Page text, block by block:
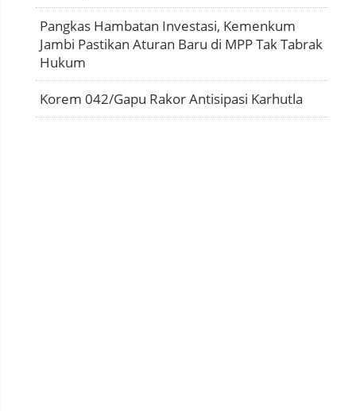
Pangkas Hambatan Investasi, Kemenkum
Jambi Pastikan Aturan Baru di MPP Tak Tabrak
Hukum
Korem 042/Gapu Rakor Antisipasi Karhutla